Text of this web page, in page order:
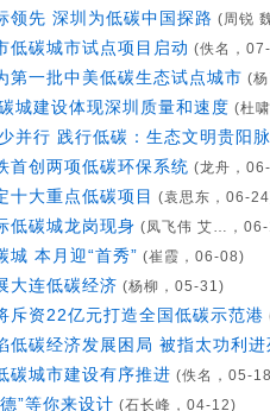
领先 深圳为低碳中国探路 (周锐
低碳城市试点项目启动 (佚名，
第一批中美低碳生态试点城市 (
城建设体现深圳质量和速度 (杜
并行 践行低碳：生态文明贵阳
首创两项低碳环保系统 (龙舟，
十大重点低碳项目 (袁思东，06-
低碳城龙岗现身 (凤飞伟 艾…，
城 本月迎“首秀” (崔霞，06-08)
大连低碳经济 (杨柳，05-31)
斥资22亿元打造全国低碳示范港
低碳经济发展困局 被指太功利进
碳城市建设有序推进 (佚名，05-
”等你来设计 (石长峰，04-12)